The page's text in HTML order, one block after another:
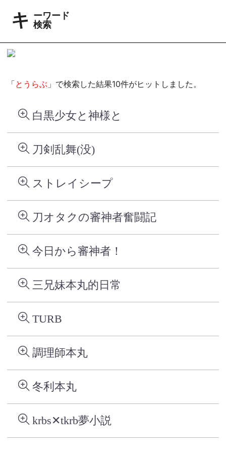
キーワード
検索
「とうらぶ 」で検索した結果10件がヒットしました。
白黒少女と神様と
刀剣乱舞(没)
ストレイシープ
刀オタクの審神者奮闘記
今日から審神者！
三兄妹本丸的日常
TURB
調理師本丸
冬利本丸
krbs✕tkrb夢小説